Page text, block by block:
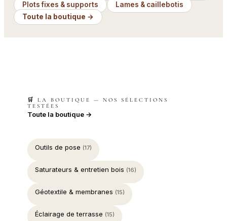
Plots fixes & supports
Lames & caillebotis
Toute la boutique →
🛒 LA BOUTIQUE — NOS SÉLECTIONS
TESTÉES
Toute la boutique →
Outils de pose (17)
Saturateurs & entretien bois (16)
Géotextile & membranes (15)
Éclairage de terrasse (15)